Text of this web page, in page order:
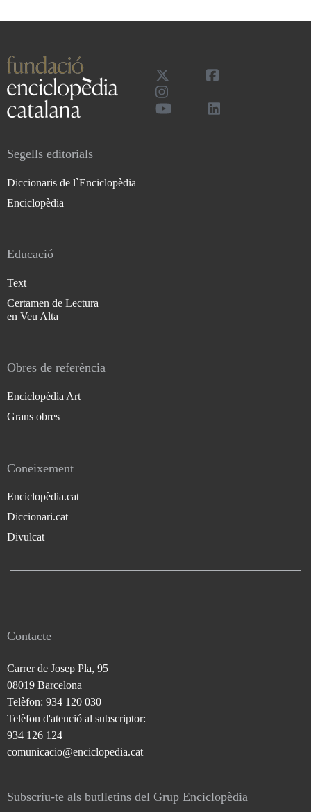
Segells editorials
Diccionaris de l`Enciclopèdia
Enciclopèdia
Educació
Text
Certamen de Lectura
en Veu Alta
Obres de referència
Enciclopèdia Art
Grans obres
Coneixement
Enciclopèdia.cat
Diccionari.cat
Divulcat
Contacte
Carrer de Josep Pla, 95
08019 Barcelona
Telèfon: 934 120 030
Telèfon d'atenció al subscriptor:
934 126 124
comunicacio@enciclopedia.cat
Subscriu-te als butlletins del Grup Enciclopèdia